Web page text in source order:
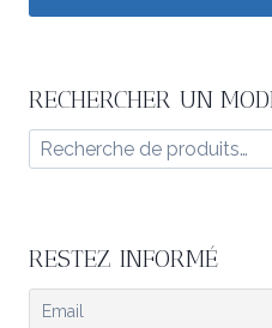
RECHERCHER UN
Recherche
pour :
RESTEZ INFORMÉ